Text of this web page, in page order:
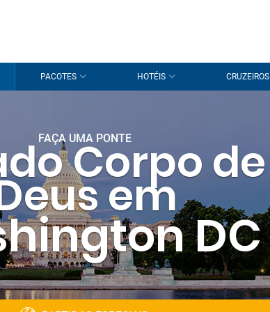
PACOTES HOTÉIS CRUZEIROS
FAÇA UMA PONTE
Corpo de
em
DC